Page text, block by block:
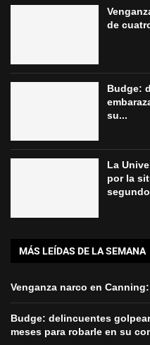
de
Budge:
su...
La
por la
MÁS LEÍDAS DE LA SEMANA
Venganza narco en
Budge: delincuentes
meses para robarle en su